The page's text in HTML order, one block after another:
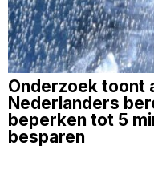
Onderzoek toont
Nederlanders
beperken tot 5
besparen